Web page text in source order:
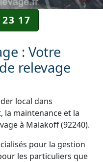
17
: Votre
relevage
local dans
la maintenance et la
à Malakoff (92240).
pour la gestion
les particuliers que